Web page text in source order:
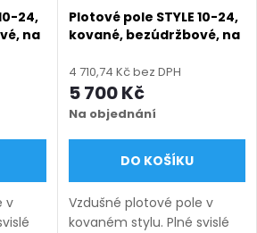
24,
na
v
Plotové pole STYLE 10-24,
kované, bezúdržbové, na
mm, výška 650–1750
mm), černá RAL 9005
matná
4 710,74 Kč bez DPH
5 700 Kč
Na objednání
DO KOŠÍKU
Vzdušné plotové pole v
kovaném stylu. Plné svislé